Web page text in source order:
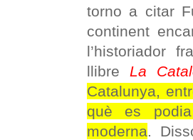
torno a citar
continent
l’historiador
llibre La
Catalunya,
què es
moderna .